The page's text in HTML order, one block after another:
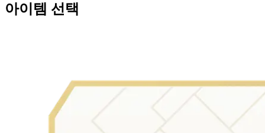
아이템 선택